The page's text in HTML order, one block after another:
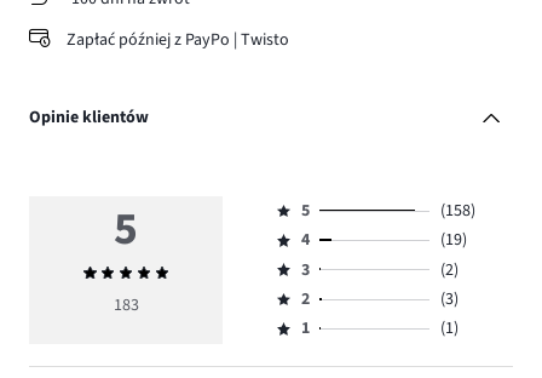
Zapłać później z PayPo | Twisto
Opinie klientów
5
Średnia
ocena
183
Ocena
5,
ilość
głosów
158.
5
(158)
Ocena
4,
ilość
głosów
4
(19)
Ocena
3,
ilość
3
(2)
Ocena
2,
2
(3)
Ocena
1,
1 (1)